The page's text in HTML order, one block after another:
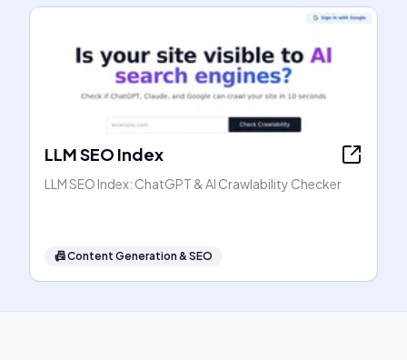
LLM SEO Index
LLM SEO Index: ChatGPT & AI Crawlability Checker
📠Content Generation & SEO